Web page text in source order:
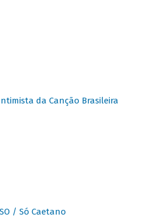
Intimista da Canção Brasileira
/ Só Caetano